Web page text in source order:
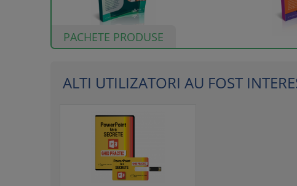
PACHETE PRODUSE
ALTI UTILIZATORI AU FOST